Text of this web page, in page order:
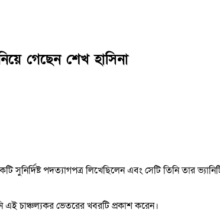
গেছেন শেখ হাসিনা
সুনির্দিষ্ট পদত্যাগপত্র লিখেছিলেন এবং সেটি তিনি তার
এই চাঞ্চল্যকর ভেতরের খবরটি প্রকাশ করেন।